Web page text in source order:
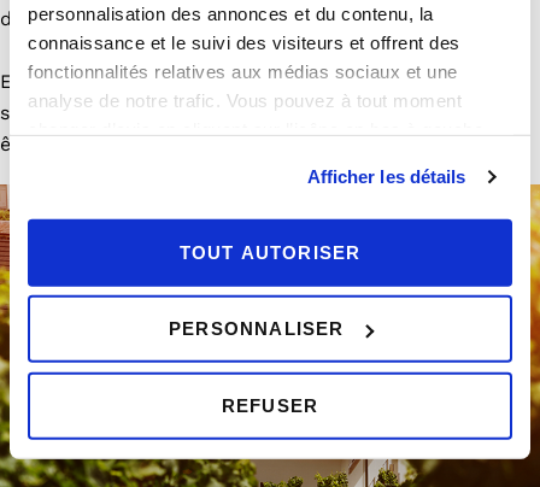
personnalisation des annonces et du contenu, la
connaissance et le suivi des visiteurs et offrent des
fonctionnalités relatives aux médias sociaux et une
analyse de notre trafic. Vous pouvez à tout moment
Afficher les détails
TOUT AUTORISER
PERSONNALISER
REFUSER
des matériaux utilisés.
En l’absence de justificatifs, le diagnostiqueur se basera
sur l’année de construction du logement, ce qui peut
être défavorable pour certains.